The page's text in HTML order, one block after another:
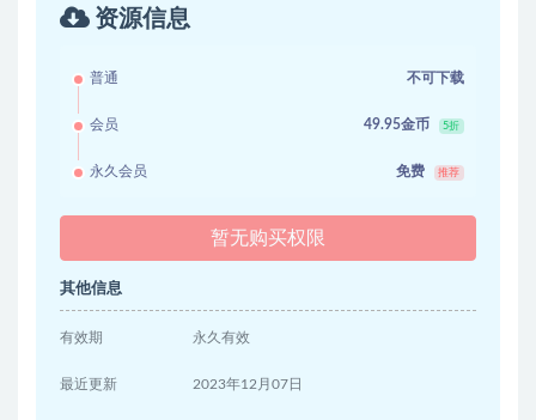
资源信息
普通 不可下载
会员 49.95金币 5折
永久会员 免费 推荐
暂无购买权限
其他信息
有效期 永久有效
最近更新 2023年12月07日